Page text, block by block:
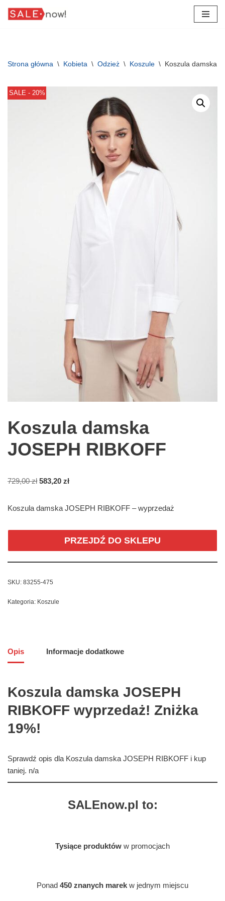
Strona główna \ Kobieta \ Odzież \ Koszule \ Koszula damska
SALE - 20%
Koszula damska
JOSEPH RIBKOFF
729,00zł 583,20 zł
Koszula damska JOSEPH RIBKOFF – wyprzedaż
PRZEJDŹ DO SKLEPU
SKU: 83255-475
Kategoria: Koszule
Opis Informacje dodatkowe
Koszula damska JOSEPH
RIBKOFF wyprzedaż! Zniżka
19%!
Sprawdź opis dla Koszula damska JOSEPH RIBKOFF i kup
taniej. n/a
SALEnow.pl to:
Tysiące produktów w promocjach
Ponad 450 znanych marek w jednym miejscu